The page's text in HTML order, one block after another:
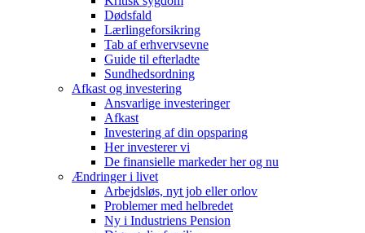
Dødsfald
Lærlingeforsikring
Tab af erhvervsevne
Guide til efterladte
Sundhedsordning
Afkast og investering
Ansvarlige investeringer
Afkast
Investering af din opsparing
Her investerer vi
De finansielle markeder her og nu
Ændringer i livet
Arbejdsløs, nyt job eller orlov
Problemer med helbredet
Ny i Industriens Pension